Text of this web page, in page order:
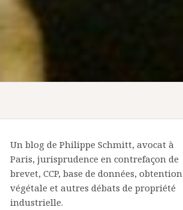
Un blog de Philippe Schmitt, avocat à
Paris, jurisprudence en contrefaçon de
brevet, CCP, base de données, obtention
végétale et autres débats de propriété
industrielle.